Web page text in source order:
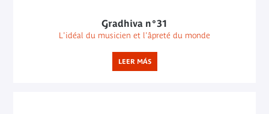
Gradhiva n°31
L'idéal du musicien et l'âpreté du monde
LEER MÁS